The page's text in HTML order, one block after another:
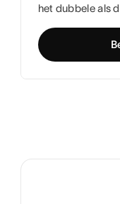
het dubbele als